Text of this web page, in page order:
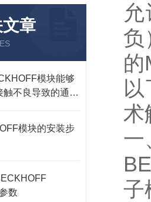
章
模块能够
触不良导致的通讯
模块的安装步
数
负
的
术
一
子